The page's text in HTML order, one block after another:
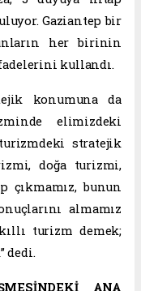
Gaziantep bir
her birinin
kullandı.
konumuna da
elimizdeki
stratejik
doğa turizmi,
çıkmamız, bunun
almamız
turizm demek;
dedi.
ANA